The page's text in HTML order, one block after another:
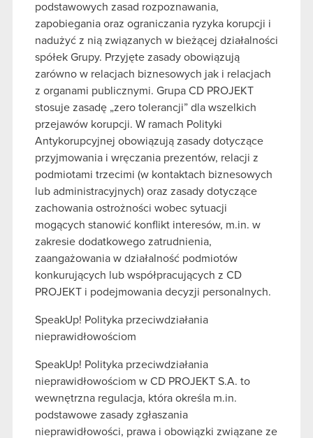
podstawowych zasad rozpoznawania,
zapobiegania oraz ograniczania ryzyka korupcji i
nadużyć z nią związanych w bieżącej działalności
spółek Grupy. Przyjęte zasady obowiązują
zarówno w relacjach biznesowych jak i relacjach
z organami publicznymi. Grupa CD PROJEKT
stosuje zasadę „zero tolerancji” dla wszelkich
przejawów korupcji. W ramach Polityki
Antykorupcyjnej obowiązują zasady dotyczące
przyjmowania i wręczania prezentów, relacji z
podmiotami trzecimi (w kontaktach biznesowych
lub administracyjnych) oraz zasady dotyczące
zachowania ostrożności wobec sytuacji
mogących stanowić konflikt interesów, m.in. w
zakresie dodatkowego zatrudnienia,
zaangażowania w działalność podmiotów
konkurujących lub współpracujących z CD
PROJEKT i podejmowania decyzji personalnych.
SpeakUp! Polityka przeciwdziałania
nieprawidłowościom
SpeakUp! Polityka przeciwdziałania
nieprawidłowościom w CD PROJEKT S.A. to
wewnętrzna regulacja, która określa m.in.
podstawowe zasady zgłaszania
nieprawidłowości, prawa i obowiązki związane ze